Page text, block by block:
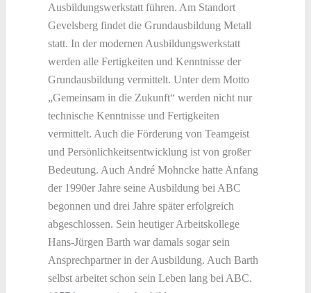
Ausbildungswerkstatt führen. Am Standort
Gevelsberg findet die Grundausbildung Metall
statt. In der modernen Ausbildungswerkstatt
werden alle Fertigkeiten und Kenntnisse der
Grundausbildung vermittelt. Unter dem Motto
„Gemeinsam in die Zukunft“ werden nicht nur
technische Kenntnisse und Fertigkeiten
vermittelt. Auch die Förderung von Teamgeist
und Persönlichkeitsentwicklung ist von großer
Bedeutung. Auch André Mohncke hatte Anfang
der 1990er Jahre seine Ausbildung bei ABC
begonnen und drei Jahre später erfolgreich
abgeschlossen. Sein heutiger Arbeitskollege
Hans-Jürgen Barth war damals sogar sein
Ansprechpartner in der Ausbildung. Auch Barth
selbst arbeitet schon sein Leben lang bei ABC.